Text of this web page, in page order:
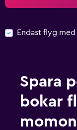
Endast flyg
Spara
bokar